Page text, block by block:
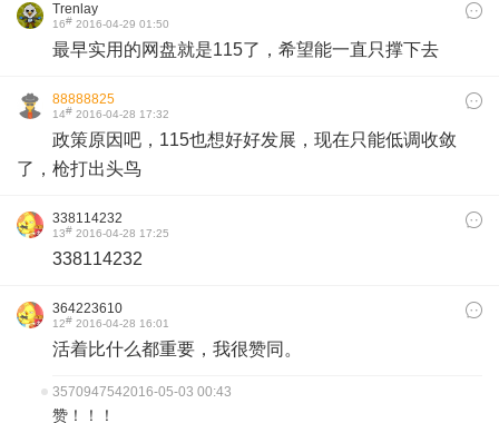
Trenlay
16# 2016-04-29 01:50
最早实用的网盘就是115了，希望能一直只撑下去
88888825
14# 2016-04-28 17:32
政策原因吧，115也想好好发展，现在只能低调收敛
了，枪打出头鸟
338114232
13# 2016-04-28 17:25
338114232
364223610
12# 2016-04-28 16:01
活着比什么都重要，我很赞同。
3570947542016-05-03 00:43
赞！！！